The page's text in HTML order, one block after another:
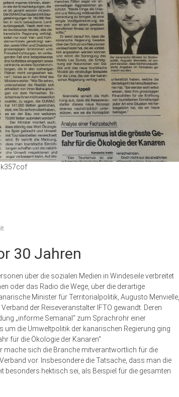
30 Jahren
über die sozialen Medien in Windeseile verbreitet
oder das Radio die Wege, über die derartige
Minister für Territorialpolitik, Augusto Menvielle,
der Reiseveranstalter IFTO gewandt. Deren
„informe Semanal“ zum Sprachrohr einer
um die Umweltpolitik der kanarischen Regierung ging
für die Ökologie der Kanaren“.
mache sich die Branche mitverantwortlich für die
vor. Insbesondere die Tatsache, dass man die
besonders hektisch sei, als Beispiel für die gesamten